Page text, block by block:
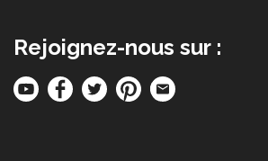
Rejoignez-nous sur :